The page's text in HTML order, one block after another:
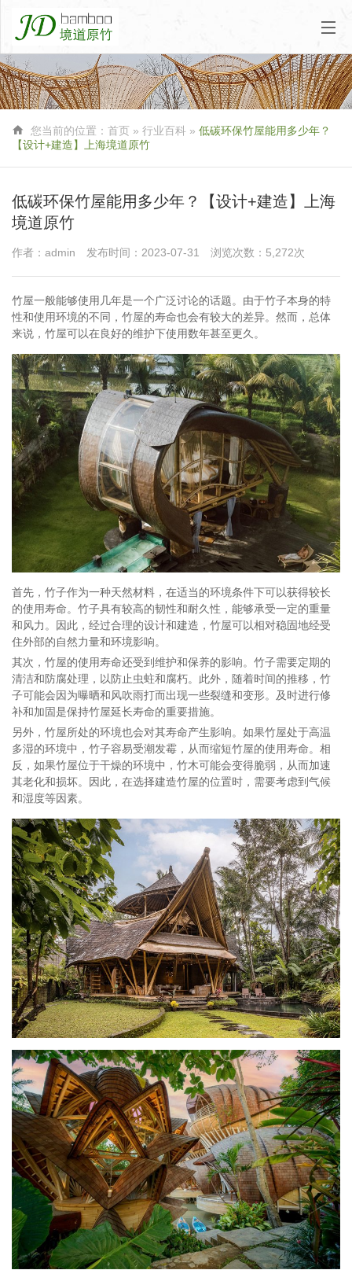
 您当前的位置： 首页 » 行业百科 » 低碳环保竹屋能用多少年？
【设计+建造】上海境道原竹
低碳环保竹屋能用多少年？【设计+建造】上海
境道原竹
作者：admin 发布时间：2023-07-31 浏览次数：5,272次
竹屋一般能够使用几年是一个广泛讨论的话题。由于竹子本身的特
性和使用环境的不同，竹屋的寿命也会有较大的差异。然而，总体
来说，竹屋可以在良好的维护下使用数年甚至更久。
首先，竹子作为一种天然材料，在适当的环境条件下可以获得较长
的使用寿命。竹子具有较高的韧性和耐久性，能够承受一定的重量
和风力。因此，经过合理的设计和建造，竹屋可以相对稳固地经受
住外部的自然力量和环境影响。
其次，竹屋的使用寿命还受到维护和保养的影响。竹子需要定期的
清洁和防腐处理，以防止虫蛀和腐朽。此外，随着时间的推移，竹
子可能会因为曝晒和风吹雨打而出现一些裂缝和变形。及时进行修
补和加固是保持竹屋延长寿命的重要措施。
另外，竹屋所处的环境也会对其寿命产生影响。如果竹屋处于高温
多湿的环境中，竹子容易受潮发霉，从而缩短竹屋的使用寿命。相
反，如果竹屋位于干燥的环境中，竹木可能会变得脆弱，从而加速
其老化和损坏。因此，在选择建造竹屋的位置时，需要考虑到气候
和湿度等因素。